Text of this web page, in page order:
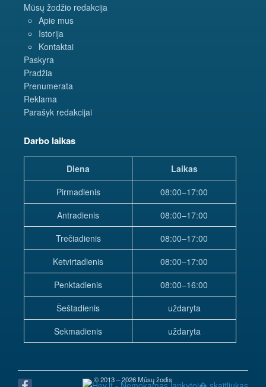
Mūsų žodžio redakcija
Apie mus
Istorija
Kontaktai
Paskyra
Pradžia
Prenumerata
Reklama
Parašyk redakcijai
Darbo laikas
Diena
Laikas
Pirmadienis
08:00–17:00
Antradienis
08:00–17:00
Trečiadienis
08:00–17:00
Ketvirtadienis
08:00–17:00
Penktadienis
08:00–16:00
Šeštadienis
uždaryta
Sekmadienis
uždaryta
© 2013 – 2026 Mūsų žodis